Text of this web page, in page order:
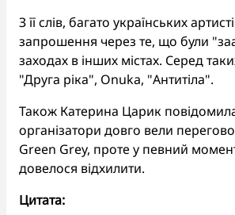
З її слів, багато українських
запрошення через те, що були
заходах в інших містах. Серед
"Друга ріка", Onuka, "Антитіла".
Також Катерина Царик
організатори довго вели
Green Grey, проте у певний
довелося відхилити.
Цитата: